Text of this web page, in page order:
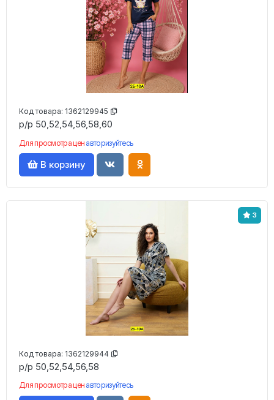
Код товара: 1362129945
р/р 50,52,54,56,58,60
Для просмотра цен авторизуйтесь
В корзину
3
Код товара: 1362129944
р/р 50,52,54,56,58
Для просмотра цен авторизуйтесь